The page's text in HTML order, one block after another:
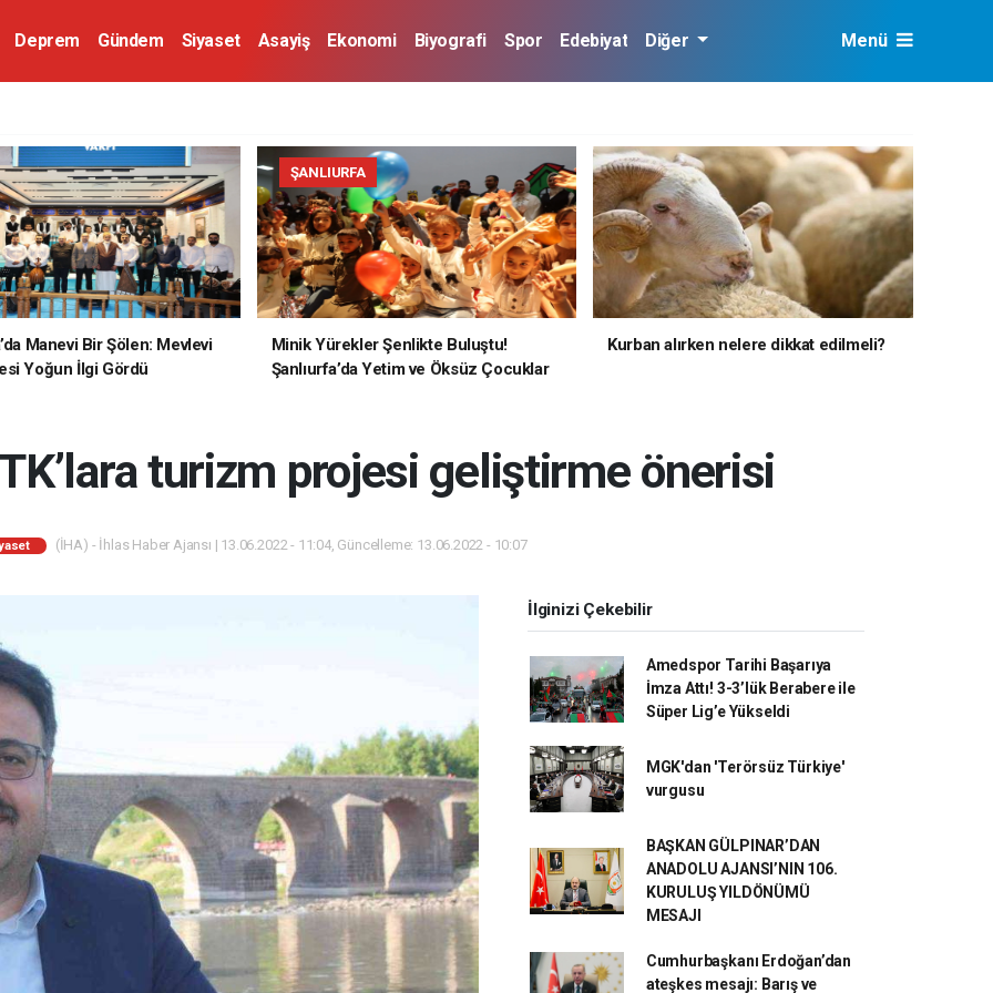
Deprem Gündem Siyaset Asayiş Ekonomi Biyografi Spor Edebiyat Diğer Menü
Manevi Bir Şölen: Mevlevi
Yoğun İlgi Gördü
ŞANLIURFA
Minik Yürekler Şenlikte Buluştu!
Şanlıurfa’da Yetim ve Öksüz Çocuklar
Kurban alırken nelere dikkat edilmeli?
turizm projesi geliştirme önerisi
(İHA) - İhlas Haber Ajansı | 13.06.2022 - 11:04, Güncelleme: 13.06.2022 - 10:07
İlginizi Çekebilir
Amedspor Tarihi Başarıya
İmza Attı! 3-3’lük Berabere ile
Süper Lig’e Yükseldi
MGK'dan 'Terörsüz Türkiye'
vurgusu
BAŞKAN GÜLPINAR’DAN
ANADOLU AJANSI’NIN 106.
KURULUŞ YILDÖNÜMÜ
MESAJI
Cumhurbaşkanı Erdoğan’dan
ateşkes mesajı: Barış ve